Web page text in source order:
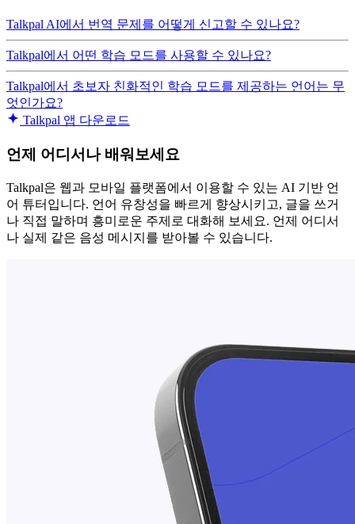
Talkpal AI에서 번역 문제를 어떻게 신고할 수 있나요?
Talkpal에서 어떤 학습 모드를 사용할 수 있나요?
Talkpal에서 초보자 친화적인 학습 모드를 제공하는 언어는 무
엇인가요?
Talkpal 앱 다운로드
언제 어디서나 배워보세요
Talkpal은 웹과 모바일 플랫폼에서 이용할 수 있는 AI 기반 언
어 튜터입니다. 언어 유창성을 빠르게 향상시키고, 글을 쓰거
나 직접 말하며 흥미로운 주제로 대화해 보세요. 언제 어디서
나 실제 같은 음성 메시지를 받아볼 수 있습니다.